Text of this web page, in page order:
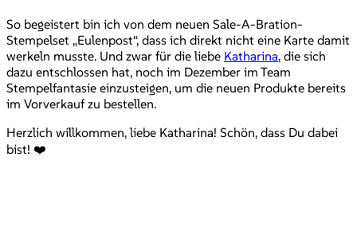
So begeistert bin ich von dem neuen Sale-A-Bration-
Stempelset „Eulenpost“, dass ich direkt nicht eine Karte damit
werkeln musste. Und zwar für die liebe Katharina, die sich
dazu entschlossen hat, noch im Dezember im Team
Stempelfantasie einzusteigen, um die neuen Produkte bereits
im Vorverkauf zu bestellen.
Herzlich willkommen, liebe Katharina! Schön, dass Du dabei
bist! ❤️